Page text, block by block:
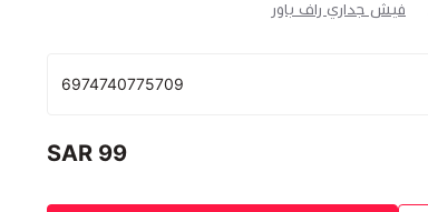
فيش جداري راف باور
6974740775709
99 SAR